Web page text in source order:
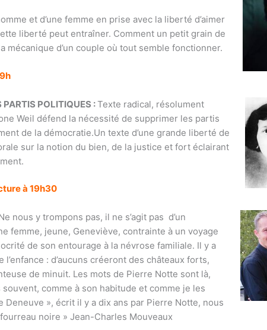
et d’une femme en prise avec la liberté d’aimer
liberté peut entraîner. Comment un petit grain de
mécanique d’un couple où tout semble fonctionner.
PARTIS POLITIQUES :Texte radical, résolument
Weil défend la nécessité de supprimer les partis
de la démocratie.Un texte d’une grande liberté de
sur la notion du bien, de la justice et fort éclairant
à 19h30
nous y trompons pas, il ne s’agit pas d’un
femme, jeune, Geneviève, contrainte à un voyage
de son entourage à la névrose familiale. Il y a
l’enfance : d’aucuns créeront des châteaux forts,
de minuit. Les mots de Pierre Notte sont là,
comme à son habitude et comme je les
Deneuve », écrit il y a dix ans par Pierre Notte, nous
noire » Jean-Charles Mouveaux